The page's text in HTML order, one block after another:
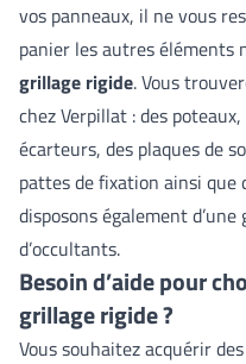
vos panneaux, il ne vous
panier les autres éléments
grillage rigide. Vous
chez Verpillat : des
écarteurs, des plaques de
pattes de fixation ainsi que
disposons également
d’occultants.
Besoin d’aide pour
grillage rigide ?
Vous souhaitez acquérir des